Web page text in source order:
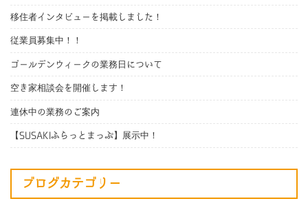
移住者インタビューを掲載しました！
従業員募集中！！
ゴールデンウィークの業務日について
空き家相談会を開催します！
連休中の業務のご案内
【SUSAKIふらっとまっぷ】展示中！
ブログカテゴリー